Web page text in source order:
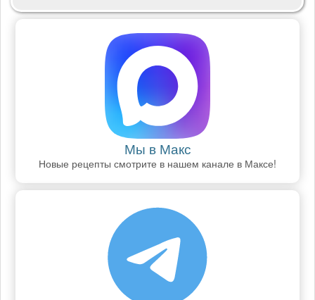
Мы в Макс
Новые рецепты смотрите в нашем канале в Максе!